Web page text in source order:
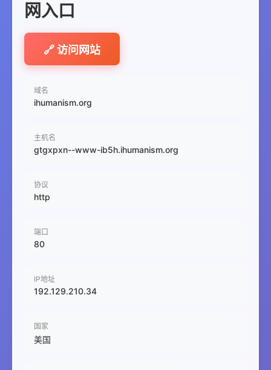
网入口
🔗 访问网站
域名
ihumanism.org
主机名
gtgxpxn--www-ib5h.ihumanism.org
协议
http
端口
80
IP地址
192.129.210.34
国家
美国